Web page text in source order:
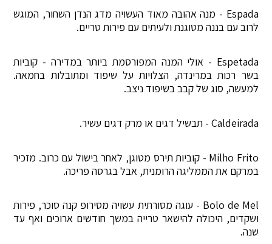
Espada - מנה אהובה מאוד העשויה מדג הנדן השחור, המוגש
לרוב עם בננה מטוגנת ולעיתים עם פירות טריים.
Espetada - אולי המנה המפורסמת ביותר במדירה - קוביות
בשר רכות במרינדה, הצלויות על שיפוד ומתובלות בחמאה.
למעשה, סוג של קבב בשיפוד ניצב.
Caldeirada - תבשיל דגים או מרק דגים עשיר.
Milho Frito - קוביות תירס מטוגן, לאחר בישול עם כרוב. מזכיר
במרקם את הממליגה הרומנית, אבל בגרסה פריכה.
Bolo de Mel - עוגה מסורתית עשויה מסירופ קנה סוכר, פירות
ושקדים, היכולה להישאר טרייה במשך חודשים ארוכים ואף עד
שנה.